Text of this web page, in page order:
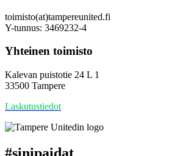
toimisto(at)tampereunited.fi
Y-tunnus: 3469232-4
Yhteinen toimisto
Kalevan puistotie 24 L 1
33500 Tampere
Laskutustiedot